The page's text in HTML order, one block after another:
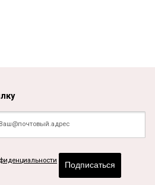
Подписаться